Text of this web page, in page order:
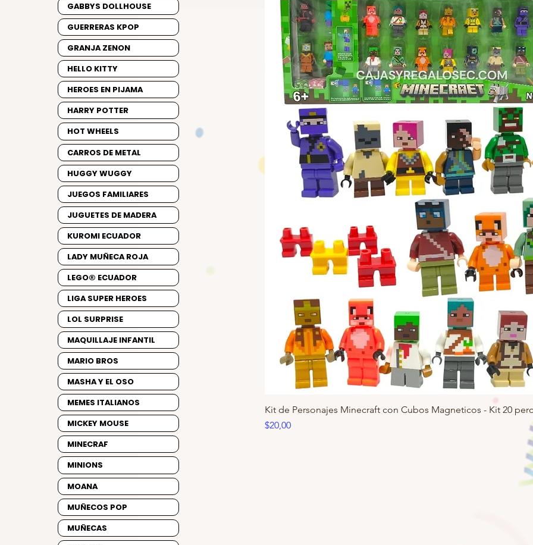
Kit de Personajes Minecraft con Cubos Magneticos - Kit 20
Precio
$20,00
GABBYS DOLLHOUSE
GUERRERAS KPOP
GRANJA ZENON
HELLO KITTY
HEROES EN PIJAMA
HARRY POTTER
HOT WHEELS
CARROS DE METAL
HUGGY WUGGY
JUEGOS FAMILIARES
JUGUETES DE MADERA
KUROMI ECUADOR
LADY MUÑECA ROJA
LEGO® ECUADOR
LIGA SUPER HEROES
LOL SURPRISE
MAQUILLAJE INFANTIL
MARIO BROS
MASHA Y EL OSO
MEMES ITALIANOS
MICKEY MOUSE
MINECRAF
MINIONS
MOANA
MUÑECOS POP
MUÑECAS